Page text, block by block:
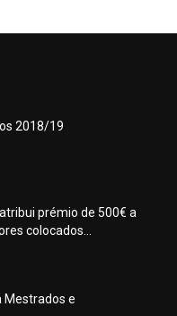
2018/19
prémio de 500€ a
colocados...
Mestrados e